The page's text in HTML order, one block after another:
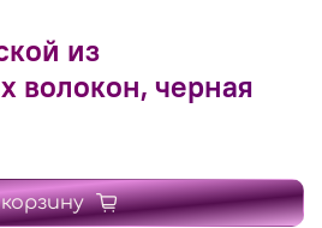
из
волокон, черная